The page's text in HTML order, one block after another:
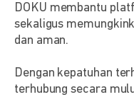
DOKU membantu
sekaligus
dan aman.
Dengan kepatuhan
terhubung secara